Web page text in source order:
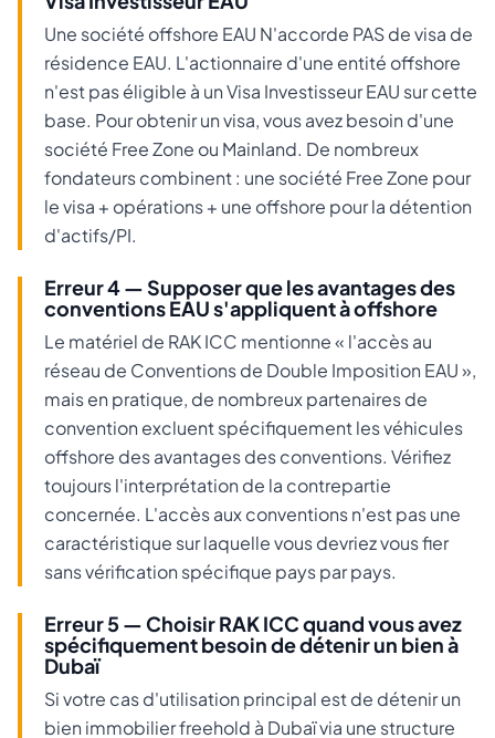
Une société offshore EAU N'accorde PAS de visa de
résidence EAU. L'actionnaire d'une entité offshore
n'est pas éligible à un Visa Investisseur EAU sur cette
base. Pour obtenir un visa, vous avez besoin d'une
société Free Zone ou Mainland. De nombreux
fondateurs combinent : une société Free Zone pour
le visa + opérations + une offshore pour la détention
d'actifs/PI.
Erreur 4 — Supposer que les avantages des
conventions EAU s'appliquent à offshore
Le matériel de RAK ICC mentionne « l'accès au
réseau de Conventions de Double Imposition EAU »,
mais en pratique, de nombreux partenaires de
convention excluent spécifiquement les véhicules
offshore des avantages des conventions. Vérifiez
toujours l'interprétation de la contrepartie
concernée. L'accès aux conventions n'est pas une
caractéristique sur laquelle vous devriez vous fier
sans vérification spécifique pays par pays.
Erreur 5 — Choisir RAK ICC quand vous avez
spécifiquement besoin de détenir un bien à
Dubaï
Si votre cas d'utilisation principal est de détenir un
bien immobilier freehold à Dubaï via une structure